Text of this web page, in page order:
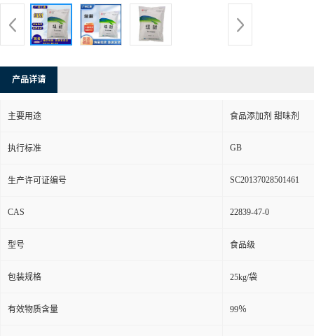
产品详请
主要用途 食品添加剂 甜味剂
执行标准 GB
生产许可证编号 SC20137028501461
CAS 22839-47-0
型号 食品级
包装规格 25kg/袋
有效物质含量 99％